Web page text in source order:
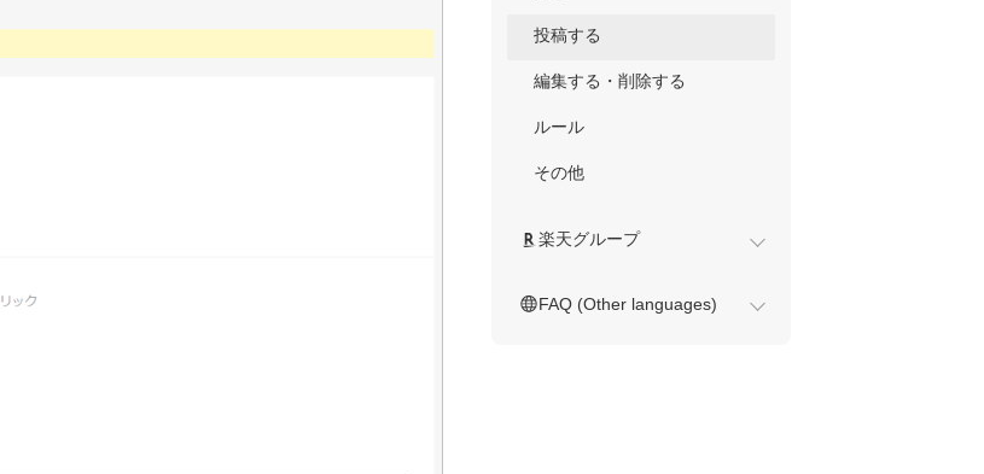
投稿する
編集する・削除する
ルール
その他
楽天グループ
FAQ (Other languages)